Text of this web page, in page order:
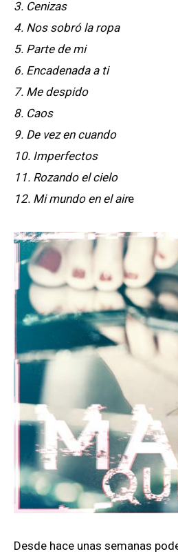
3. Cenizas
4. Nos sobró la ropa
5. Parte de mi
6. Encadenada a ti
7. Me despido
8. Caos
9. De vez en cuando
10. Imperfectos
11. Rozando el cielo
12. Mi mundo en el aire
Desde hace unas semanas